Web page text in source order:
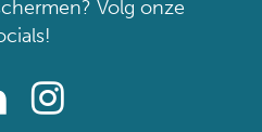
Volg onze